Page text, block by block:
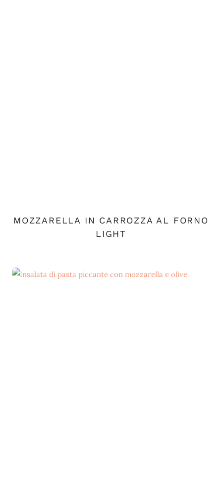
MOZZARELLA IN CARROZZA AL FORNO
LIGHT